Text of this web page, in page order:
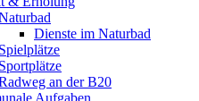
Dienste im Naturbad
Spielplätze
Sportplätze
an der B20
Aufgaben